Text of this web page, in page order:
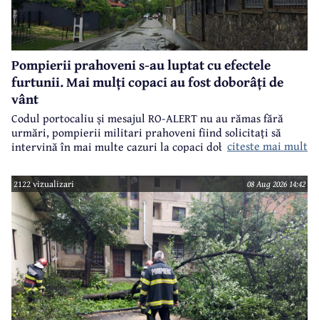
Pompierii prahoveni s-au luptat cu efectele
furtunii. Mai mulți copaci au fost doborâți de
vânt
Codul portocaliu și mesajul RO-ALERT nu au rămas fără
urmări, pompierii militari prahoveni fiind solicitați să
intervină în mai multe cazuri la copaci doborâți în urma
citeste mai mult
2122 vizualizari 08 Aug 2026 14:42